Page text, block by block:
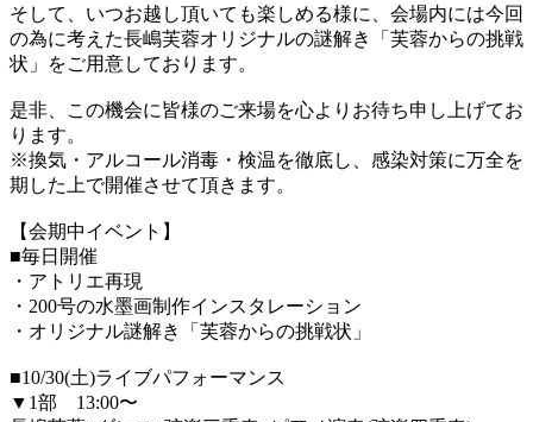
そして、いつお越し頂いても楽しめる様に、会場内には今回
の為に考えた長嶋芙蓉オリジナルの謎解き「芙蓉からの挑戦
状」をご用意しております。
是非、この機会に皆様のご来場を心よりお待ち申し上げてお
ります。
※換気・アルコール消毒・検温を徹底し、感染対策に万全を
期した上で開催させて頂きます。
【会期中イベント】
■毎日開催
・アトリエ再現
・200号の水墨画制作インスタレーション
・オリジナル謎解き「芙蓉からの挑戦状」
■10/30(土)ライブパフォーマンス
▼1部 13:00〜